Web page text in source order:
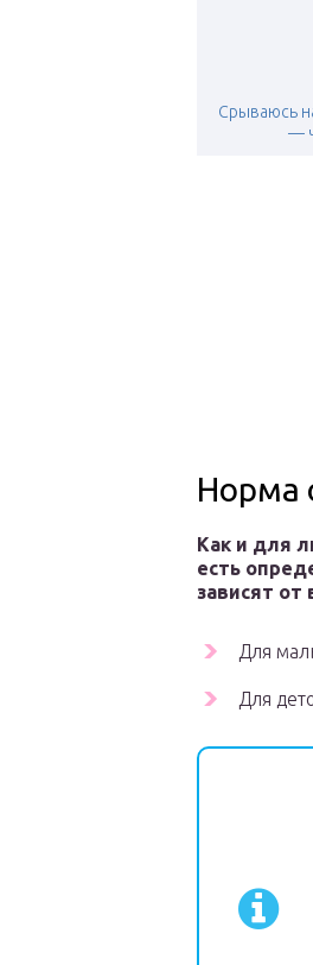
Срываюсь
—
Норма
Как и для
есть
зависят от
Для
Для